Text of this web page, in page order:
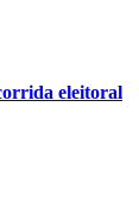
eleitoral